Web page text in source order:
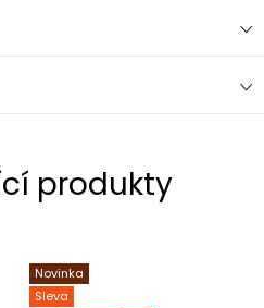
produkty
Novinka
Sleva